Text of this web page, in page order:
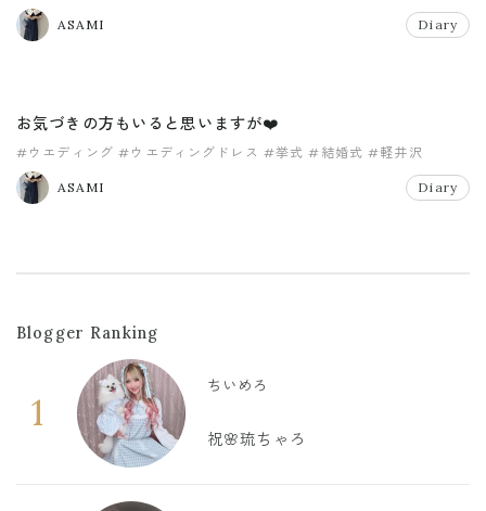
#挙式
ASAMI
Diary
お気づきの方もいると思いますが❤️
#ウエディング #ウエディングドレス #挙式 #結婚式 #軽井沢
ASAMI Diary
Blogger Ranking
1
ちいめろ
祝🌸琉ちゃろ